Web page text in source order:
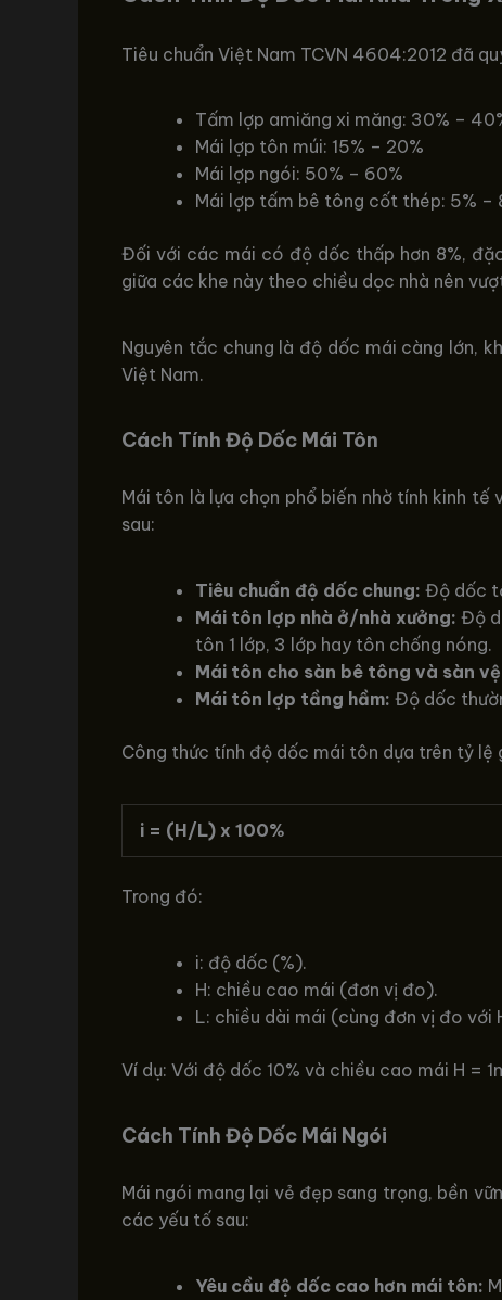
Tiêu chuẩn Việt Nam TCVN 4604:2012 đã
Tấm lợp amiăng xi măng: 30% –
Mái lợp tôn múi: 15% – 20%
Mái lợp ngói: 50% – 60%
Mái lợp tấm bê tông cốt thép: 5% –
Đối với các mái có độ dốc thấp hơn 8%,
giữa các khe này theo chiều dọc nhà nên
Nguyên tắc chung là độ dốc mái càng lớn,
Việt Nam.
Cách Tính Độ Dốc Mái Tôn
Mái tôn là lựa chọn phổ biến nhờ tính kinh
sau:
Tiêu chuẩn độ dốc chung: Độ dốc
Mái tôn lợp nhà ở/nhà xưởng: Độ
tôn 1 lớp, 3 lớp hay tôn chống nóng.
Mái tôn cho sàn bê tông và sàn vệ
Mái tôn lợp tầng hầm: Độ dốc
Công thức tính độ dốc mái tôn dựa trên tỷ lệ
i = (H/L) x 100%
Trong đó:
i: độ dốc (%).
H: chiều cao mái (đơn vị đo).
L: chiều dài mái (cùng đơn vị đo với
Ví dụ: Với độ dốc 10% và chiều cao mái H =
Cách Tính Độ Dốc Mái Ngói
Mái ngói mang lại vẻ đẹp sang trọng, bền
các yếu tố sau:
Yêu cầu độ dốc cao hơn mái tôn: